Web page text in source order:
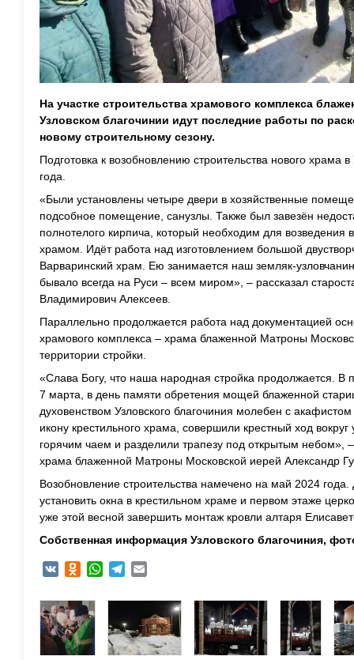
На участке строительства храмового комплекса
Узловском благочинии идут последние работы по
новому строительному сезону.
Подготовка к возобновлению строительства нового храма
года.
«Были установлены четыре двери в хозяйственные
подсобное помещение, санузлы. Также был завезён
полнотелого кирпича, который необходим для возведения
храмом. Идёт работа над изготовлением большой
Варваринский храм. Ею занимается наш земляк-
бывало всегда на Руси – всем миром», – рассказал
Владимирович Алексеев.
Параллельно продолжается работа над документацией
храмового комплекса – храма блаженной Матроны
территории стройки.
«Слава Богу, что наша народная стройка продолжается. В
7 марта, в день памяти обретения мощей блаженной
духовенством Узловского благочиния молебен с
икону крестильного храма, совершили крестный ход вокруг
горячим чаем и разделили трапезу под открытым небом»,
храма блаженной Матроны Московской иерей Александр
Возобновление строительства намечено на май 2024
установить окна в крестильном храме и первом этаже
уже этой весной завершить монтаж кровли алтаря
Собственная информация Узловского благочиния,
VK Odnoklassniki
WhatsAppTelegram